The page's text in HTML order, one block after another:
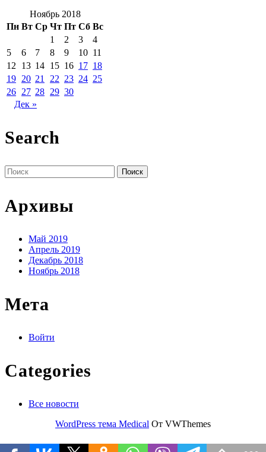
Ноябрь 2018
Пн Вт Ср Чт Пт Сб Вс
1
2 3
4
5
6 7 8 9 10 11
12
13 14 15 16 17 18
19 20 21 22 23 24 25
26 27 28 29 30
Дек »
Search
Поиск
по:
Архивы
Май 2019
Апрель 2019
Декабрь 2018
Ноябрь 2018
Мета
Войти
Categories
Все новости
WordPress тема Medical От VWThemes
Прокрутить